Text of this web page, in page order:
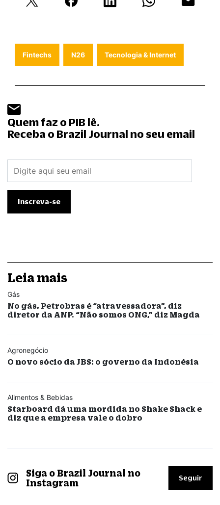
Fintechs N26 Tecnologia & Internet
Quem faz o PIB lê.
Receba o Brazil Journal no seu email
Leia mais
Gás
No gás, Petrobras é “atravessadora”, diz
diretor da ANP. “Não somos ONG,” diz Magda
Agronegócio
O novo sócio da JBS: o governo da Indonésia
Alimentos & Bebidas
Starboard dá uma mordida no Shake Shack e
diz que a empresa vale o dobro
Siga o Brazil Journal no
Instagram
Seguir